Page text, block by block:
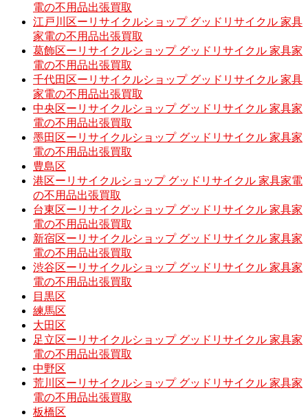
電の不用品出張買取
江戸川区ーリサイクルショップ グッドリサイクル 家具
家電の不用品出張買取
葛飾区ーリサイクルショップ グッドリサイクル 家具家
電の不用品出張買取
千代田区ーリサイクルショップ グッドリサイクル 家具
家電の不用品出張買取
中央区ーリサイクルショップ グッドリサイクル 家具家
電の不用品出張買取
墨田区ーリサイクルショップ グッドリサイクル 家具家
電の不用品出張買取
豊島区
港区ーリサイクルショップ グッドリサイクル 家具家電
の不用品出張買取
台東区ーリサイクルショップ グッドリサイクル 家具家
電の不用品出張買取
新宿区ーリサイクルショップ グッドリサイクル 家具家
電の不用品出張買取
渋谷区ーリサイクルショップ グッドリサイクル 家具家
電の不用品出張買取
目黒区
練馬区
大田区
足立区ーリサイクルショップ グッドリサイクル 家具家
電の不用品出張買取
中野区
荒川区ーリサイクルショップ グッドリサイクル 家具家
電の不用品出張買取
板橋区